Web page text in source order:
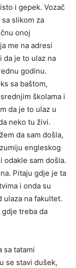
i gepek. Vozač
slikom za
onoj
me na adresi
da je to ulaz na
godinu.
sa baštom,
školama i
da je to ulaz u
neko tu živi.
da sam došla,
engleskog
odakle sam došla.
Pitaju gdje je ta
i onda su
ulaza na fakultet.
gdje treba da
sa tatami
se stavi dušek,